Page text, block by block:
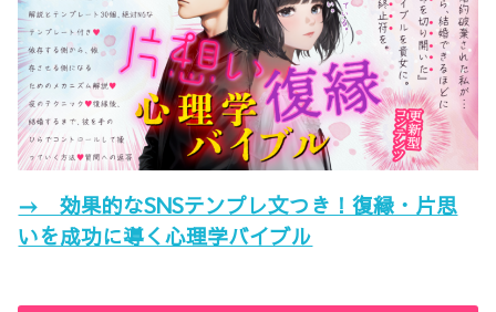
→ 効果的なSNSテンプレ文つき！復縁・片思
いを成功に導く心理学バイブル